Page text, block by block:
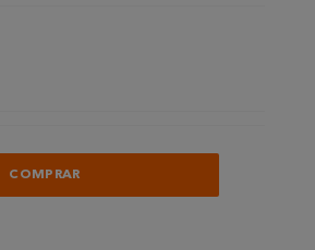
COMPRAR